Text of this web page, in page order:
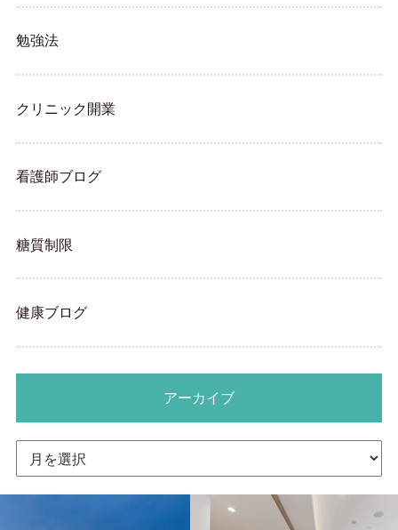
勉強法
クリニック開業
看護師ブログ
糖質制限
健康ブログ
アーカイブ
カ
イ